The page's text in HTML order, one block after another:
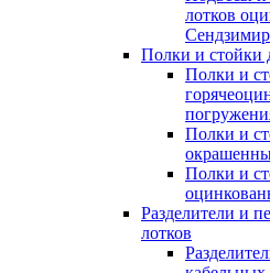
лотков
Полки и стойки
Полки и
Полки и
Полки и
Разделители и
лотков